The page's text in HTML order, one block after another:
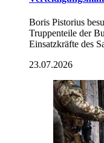
Boris Pistorius
Truppenteile der
Einsatzkräfte des
23.07.2026